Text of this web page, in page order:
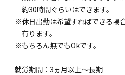
約30時間ぐらいはできます。
※休日出勤は希望すればできる場
有ります。
※もちろん無でもOkです。
就労期間：3ヵ月以上～長期